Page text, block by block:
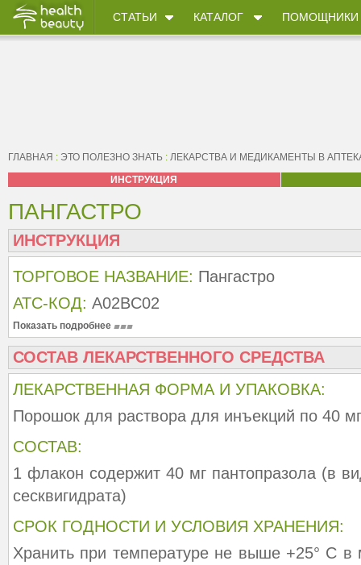
СТАТЬИ КАТАЛОГ ПОМОЩНИКИ
ГЛАВНАЯ : ЭТО ПОЛЕЗНО ЗНАТЬ : ЛЕКАРСТВА И МЕДИКАМЕНТЫ В
ИНСТРУКЦИЯ
ПАНГАСТРО
ИНСТРУКЦИЯ
ТОРГОВОЕ НАЗВАНИЕ: Пангастро
АТС-КОД: A02BC02
Показать подробнее
СОСТАВ ЛЕКАРСТВЕННОГО СРЕДСТВА
ЛЕКАРСТВЕННАЯ ФОРМА И УПАКОВКА:
Порошок для раствора для инъекций по 40
СОСТАВ:
1 флакон содержит 40 мг пантопразола (в
сесквигидрата)
СРОК ГОДНОСТИ И УСЛОВИЯ ХРАНЕНИЯ:
Хранить при температуре не выше +25° С в